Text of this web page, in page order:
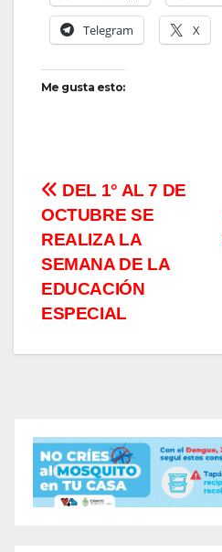
Telegram X
Me gusta esto:
Navegación
de
entradas
DEL 1° AL 7 DE
OCTUBRE SE
REALIZA LA
SEMANA DE LA
EDUCACIÓN
ESPECIAL